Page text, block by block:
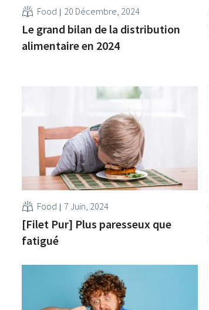
Food 20 Décembre, 2024
Le grand bilan de la distribution
alimentaire en 2024
Food 7 Juin, 2024
[Filet Pur] Plus paresseux que
fatigué